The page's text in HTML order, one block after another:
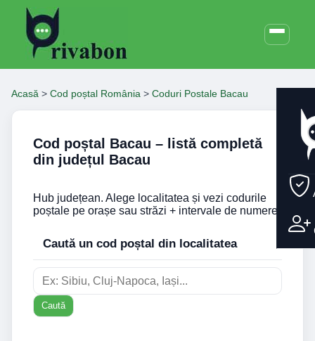
Acasă > Cod poștal România > Coduri Postale Bacau
Cod poștal Bacau – listă completă
din județul Bacau
Hub județean. Alege localitatea și vezi codurile
poștale pe orașe sau străzi + intervale de numere.
Caută un cod poștal din localitatea
Caută